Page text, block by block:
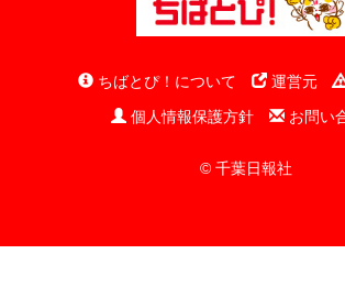
ちばとぴ！について 運営元
個人情報保護方針
お問い
© 千葉日報社